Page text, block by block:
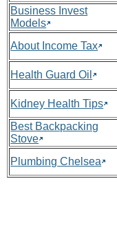
Business Invest
Models
About Income Tax
Health Guard Oil
Kidney Health Tips
Best Backpacking
Stove
Plumbing Chelsea